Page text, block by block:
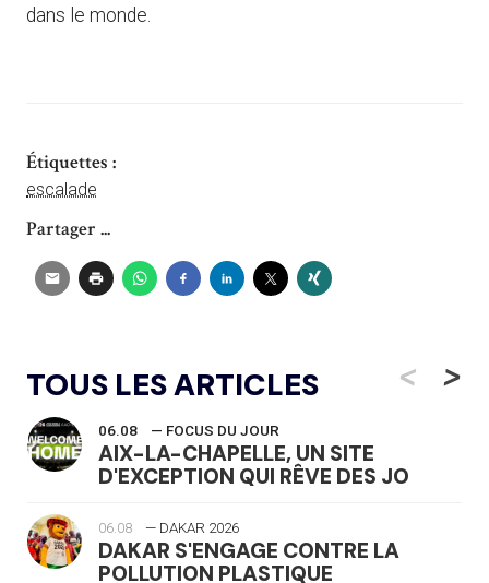
dans le monde.
Étiquettes :
escalade
Partager ...
TOUS LES ARTICLES <
06.08 — FOCUS DU JOUR
AIX-LA-CHAPELLE, UN SITE
D'EXCEPTION QUI RÊVE DES JO
06.08 — DAKAR 2026
DAKAR S'ENGAGE CONTRE LA
POLLUTION PLASTIQUE
>